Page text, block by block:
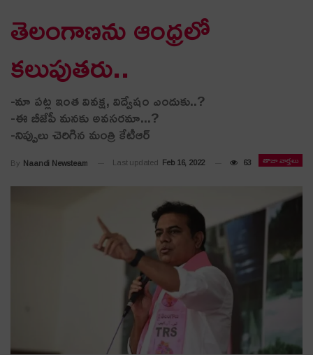
తెలంగాణ‌ను ఆంధ్ర‌లో
క‌లుపుత‌రు..
-మా ప‌ట్ల ఇంత వివ‌క్ష‌, విద్వేషం ఎందుకు..?
-ఈ బీజేపీ మ‌న‌కు అవ‌స‌ర‌మా...?
-నిప్పులు చెరిగిన మంత్రి కేటీఆర్
తాజా వార్తలు
By Naandi Newsteam Last updated Feb 16, 2022 63